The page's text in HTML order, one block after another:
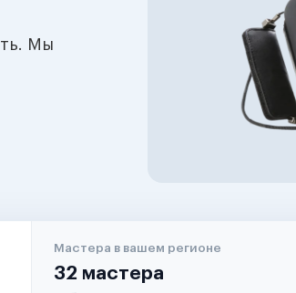
Мы
Мастера в вашем регионе
32 мастера